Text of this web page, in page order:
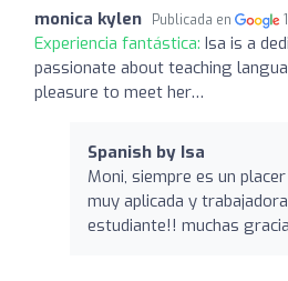
monica kylen Publicada en
Experiencia fantástica: Isa is a
passionate about teaching
pleasure to meet her…
Spanish by Isa
Moni, siempre es un
muy aplicada y
estudiante!! muchas